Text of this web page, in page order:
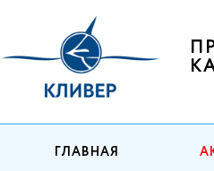
ГЛАВНАЯ